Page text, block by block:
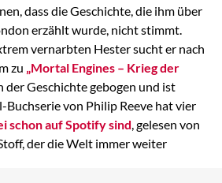
dass die Geschichte, die ihm über
erzählt wurde, nicht stimmt.
vernarbten Hester sucht er nach
zu „Mortal Engines – Krieg der
der Geschichte gebogen und ist
von Philip Reeve hat vier
schon auf Spotify sind, gelesen von
der die Welt immer weiter